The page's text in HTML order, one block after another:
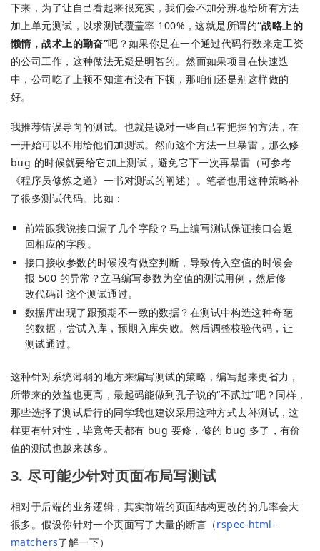
下来，为了让自己看起来很充实，我们会不加分辨地给所有方法
加上单元测试，以求测试覆盖率 100%，这就是所谓的“战略上的
懒惰，战术上的勤奋”吧？如果你是在一个通过代码行数来定工资
的公司工作，这种做法无疑是明智的。然而如果项目在快速迭
中，公司吃了上顿不知道有没有下顿，那咱们还是别这样做的
好。
我推荐错误导向的测试。也就是说对一些自己有把握的方法，在
一开始可以不用给他们加测试。然而这个方法一旦暴雷，那么修
bug 的时候就要给它加上测试，避免它下一次再暴雷（可参考
《程序员修炼之道》一书对测试的阐述）。笔者也用这种策略补
了很多测试代码。比如：
前端跟我说接口漏了几个字段？马上编写测试保证接口会返
回相应的字段。
接口接收参数的时候没有做空判断，导致传入空值的时候会
报 500 的异常？立马编写参数为空值的测试用例，然后修
改代码让这个测试通过。
数据库出现了跟预期不一致的数据？在测试中构造这种奇葩
的数据，尝试入库，预期入库失败。然后调整校验代码，让
测试通过。
这种针对系统薄弱的地方来编写测试的策略，编写起来更省力，
所带来的效益也更高，最起码能做到孔子说的“不贰过”吧？同样，
那些选择了测试后行的同学我也建议采用这种方式去补测试，这
样更有针对性，毕竟每天都有 bug 要修，修的 bug 多了，有价
值的测试也越来越多。
3. 尽可能少针对页面布局写测试
相对于后端的业务逻辑，其实前端的页面结构更改的的几率会大
很多。假设你针对一个页面写了大量的断言（rspec-html-
matchers了解一下）